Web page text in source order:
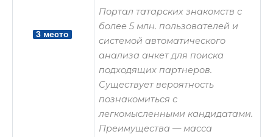
3 место
Портал татарских знакомств с
более 5 млн. пользователей и
системой автоматического
анализа анкет для поиска
подходящих партнеров.
Существует вероятность
познакомиться с
легкомысленными кандидатами.
Преимущества — масса